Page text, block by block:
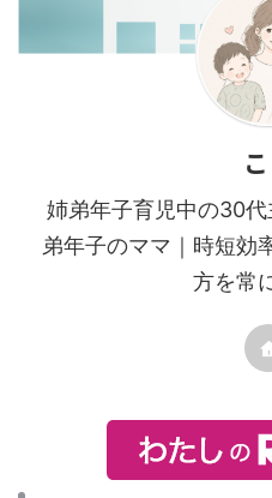
姉弟年子育児中の30
弟年子のママ｜時短効
方を常